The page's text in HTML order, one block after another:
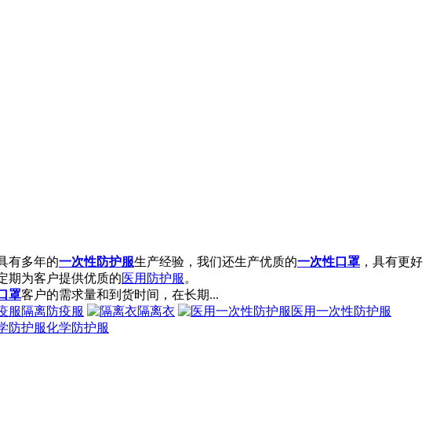
有多年的一次性防护服生产经验，我们还生产优质的一次性口罩 ，具有更好
期为客户提供优质的医用防护服 。
罩客户的需求量和到货时间，在长期...
隔离防疫服 隔离衣
医用一次性防护服
化学防护服